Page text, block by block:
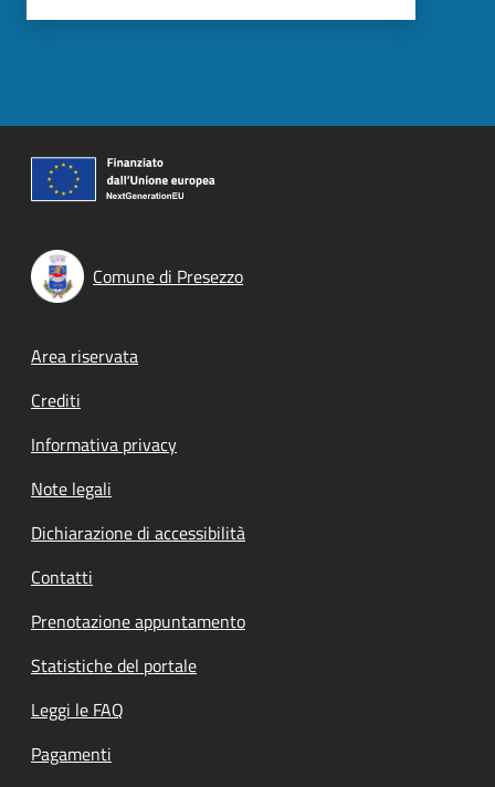
Comune di Presezzo
Footer menu
Area riservata
Crediti
Informativa privacy
Note legali
Dichiarazione di accessibilità
Contatti
Prenotazione appuntamento
Statistiche del portale
Leggi le FAQ
Pagamenti